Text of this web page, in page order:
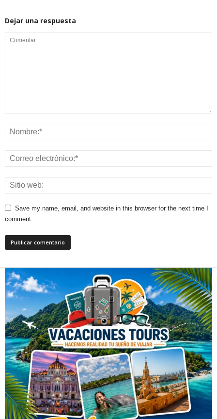
Dejar una respuesta
Save my name, email, and website in this browser for the next time I
comment.